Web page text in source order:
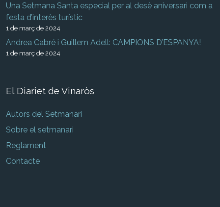
Una Setmana Santa especial per al desè aniversari com a
festa d’interès turístic
1 de març de 2024
Andrea Cabré i Guillem Adell: CAMPIONS D’ESPANYA!
1 de març de 2024
El Diariet de Vinaròs
Autors del Setmanari
Sobre el setmanari
Reglament
Contacte